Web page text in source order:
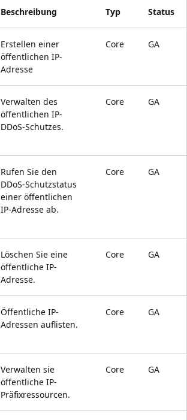
Beschreibung Typ Status
Erstellen einer
öffentlichen IP-
Adresse
Core GA
Verwalten des
öffentlichen IP-
DDoS-Schutzes.
Core GA
Rufen Sie den
DDoS-Schutzstatus
einer öffentlichen
IP-Adresse ab.
Core GA
Löschen Sie eine
öffentliche IP-
Adresse.
Core GA
Öffentliche IP-
Adressen auflisten.
Core GA
Verwalten sie
öffentliche IP-
Präfixressourcen.
Core GA